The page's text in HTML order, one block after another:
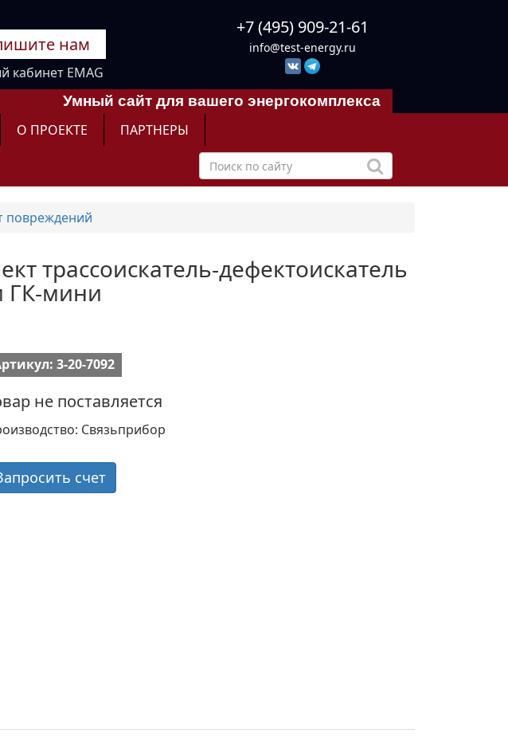
нам
кабинет EMAG
+7 (495) 909-21-61
info@test-energy.ru
Умный сайт для вашего энергокомплекса
О ПРОЕКТЕ ПАРТНЕРЫ
повреждений
трассоискатель-дефектоискатель
ГК-мини
3-20-7092
не поставляется
Связьприбор
счет